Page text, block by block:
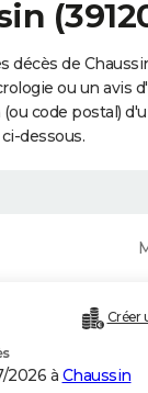
de
ou un avis
code postal)
dessous.
Créer
2026 à Chaussin